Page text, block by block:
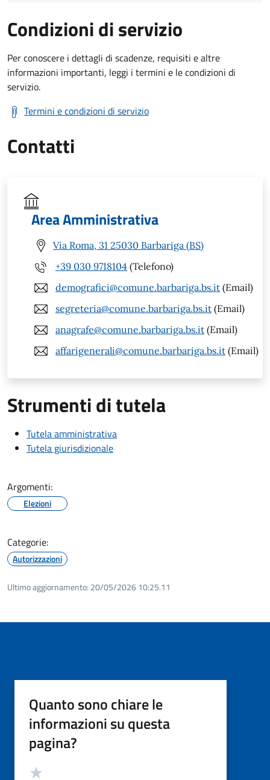
Condizioni di servizio
Per conoscere i dettagli di scadenze, requisiti e altre
informazioni importanti, leggi i termini e le condizioni di
servizio.
Termini e condizioni di servizio
Contatti
Area Amministrativa
Via Roma, 31 25030 Barbariga (BS)
+39 030 9718104 (Telefono)
demografici@comune.barbariga.bs.it (Email)
segreteria@comune.barbariga.bs.it (Email)
anagrafe@comune.barbariga.bs.it (Email)
affarigenerali@comune.barbariga.bs.it (Email)
Strumenti di tutela
Tutela amministrativa
Tutela giurisdizionale
Argomenti:
Elezioni
Categorie:
Autorizzazioni
Ultimo aggiornamento: 20/05/2026 10:25.11
Quanto sono chiare le
informazioni su questa
pagina?
Valutazione